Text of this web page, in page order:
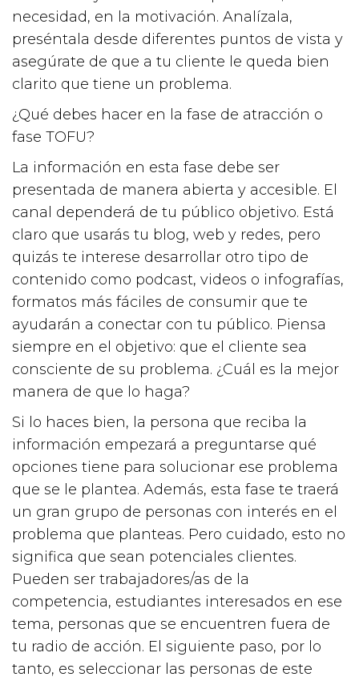
necesidad, en la motivación. Analízala,
preséntala desde diferentes puntos de vista y
asegúrate de que a tu cliente le queda bien
clarito que tiene un problema.
¿Qué debes hacer en la fase de atracción o
fase TOFU?
La información en esta fase debe ser
presentada de manera abierta y accesible. El
canal dependerá de tu público objetivo. Está
claro que usarás tu blog, web y redes, pero
quizás te interese desarrollar otro tipo de
contenido como podcast, videos o infografías,
formatos más fáciles de consumir que te
ayudarán a conectar con tu público. Piensa
siempre en el objetivo: que el cliente sea
consciente de su problema. ¿Cuál es la mejor
manera de que lo haga?
Si lo haces bien, la persona que reciba la
información empezará a preguntarse qué
opciones tiene para solucionar ese problema
que se le plantea. Además, esta fase te traerá
un gran grupo de personas con interés en el
problema que planteas. Pero cuidado, esto no
significa que sean potenciales clientes.
Pueden ser trabajadores/as de la
competencia, estudiantes interesados en ese
tema, personas que se encuentren fuera de
tu radio de acción. El siguiente paso, por lo
tanto, es seleccionar las personas de este